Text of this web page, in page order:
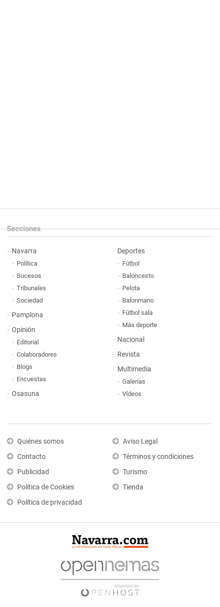
Secciones
Navarra
Política
Sucesos
Tribunales
Sociedad
Pamplona
Opinión
Editorial
Colaboradores
Blogs
Encuestas
Osasuna
Deportes
Fútbol
Baloncesto
Pelota
Balonmano
Fútbol sala
Más deporte
Nacional
Revista
Multimedia
Galerías
Vídeos
Quiénes somos
Contacto
Publicidad
Política de Cookies
Política de privacidad
Aviso Legal
Términos y condiciones
Turismo
Tienda